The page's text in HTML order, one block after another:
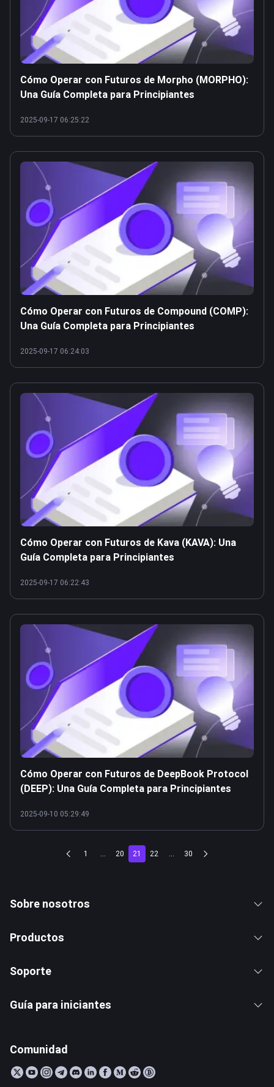
Cómo Operar con Futuros de Morpho (MORPHO):
Una Guía Completa para Principiantes
2025-09-17 06:25:22
Cómo Operar con Futuros de Compound (COMP):
Una Guía Completa para Principiantes
2025-09-17 06:24:03
Cómo Operar con Futuros de Kava (KAVA): Una
Guía Completa para Principiantes
2025-09-17 06:22:43
Cómo Operar con Futuros de DeepBook Protocol
(DEEP): Una Guía Completa para Principiantes
2025-09-10 05:29:49
1 ... 20 21 22 ... 30
Sobre nosotros
Productos
Soporte
Guía para iniciantes
Comunidad